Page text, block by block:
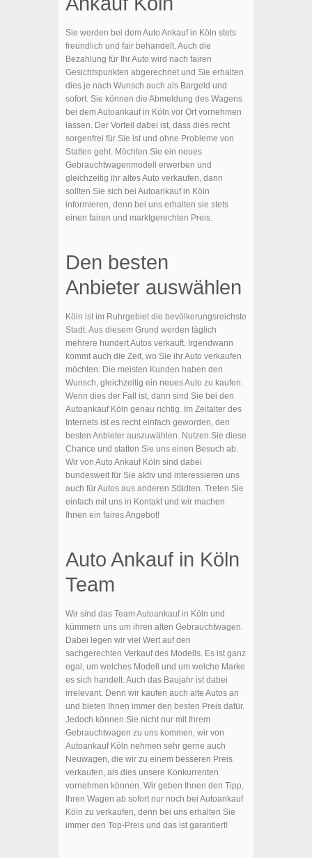
Sie werden bei dem Auto Ankauf in Köln stets
freundlich und fair behandelt. Auch die
Bezahlung für Ihr Auto wird nach fairen
Gesichtspunkten abgerechnet und Sie erhalten
dies je nach Wunsch auch als Bargeld und
sofort. Sie können die Abmeldung des Wagens
bei dem Autoankauf in Köln vor Ort vornehmen
lassen. Der Vorteil dabei ist, dass dies recht
sorgenfrei für Sie ist und ohne Probleme von
Statten geht. Möchten Sie ein neues
Gebrauchtwagenmodell erwerben und
gleichzeitig ihr altes Auto verkaufen, dann
sollten Sie sich bei Autoankauf in Köln
informieren, denn bei uns erhalten sie stets
einen fairen und marktgerechten Preis.
Den besten
Anbieter auswählen
Köln ist im Ruhrgebiet die bevölkerungsreichste
Stadt. Aus diesem Grund werden täglich
mehrere hundert Autos verkauft. Irgendwann
kommt auch die Zeit, wo Sie ihr Auto verkaufen
möchten. Die meisten Kunden haben den
Wunsch, gleichzeitig ein neues Auto zu kaufen.
Wenn dies der Fall ist, dann sind Sie bei den
Autoankauf Köln genau richtig. Im Zeitalter des
Internets ist es recht einfach geworden, den
besten Anbieter auszuwählen. Nutzen Sie diese
Chance und statten Sie uns einen Besuch ab.
Wir von Auto Ankauf Köln sind dabei
bundesweit für Sie aktiv und interessieren uns
auch für Autos aus anderen Städten. Treten Sie
einfach mit uns in Kontakt und wir machen
Ihnen ein faires Angebot!
Auto Ankauf in Köln
Team
Wir sind das Team Autoankauf in Köln und
kümmern uns um ihren alten Gebrauchtwagen.
Dabei legen wir viel Wert auf den
sachgerechten Verkauf des Modells. Es ist ganz
egal, um welches Modell und um welche Marke
es sich handelt. Auch das Baujahr ist dabei
irrelevant. Denn wir kaufen auch alte Autos an
und bieten Ihnen immer den besten Preis dafür.
Jedoch können Sie nicht nur mit Ihrem
Gebrauchtwagen zu uns kommen, wir von
Autoankauf Köln nehmen sehr gerne auch
Neuwagen, die wir zu einem besseren Preis
verkaufen, als dies unsere Konkurrenten
vornehmen können. Wir geben Ihnen den Tipp,
Ihren Wagen ab sofort nur noch bei Autoankauf
Köln zu verkaufen, denn bei uns erhalten Sie
immer den Top-Preis und das ist garantiert!